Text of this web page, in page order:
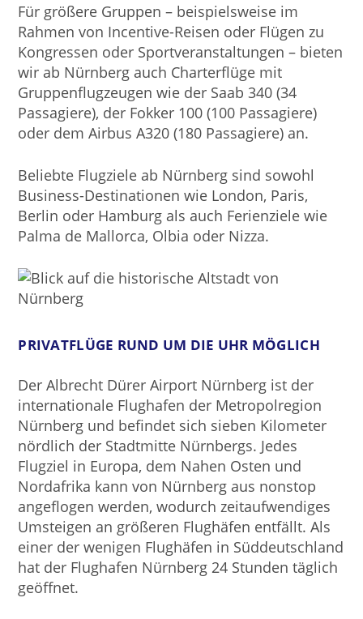
Für größere Gruppen – beispielsweise im
Rahmen von Incentive-Reisen oder Flügen zu
Kongressen oder Sportveranstaltungen – bieten
wir ab Nürnberg auch Charterflüge mit
Gruppenflugzeugen wie der Saab 340 (34
Passagiere), der Fokker 100 (100 Passagiere)
oder dem Airbus A320 (180 Passagiere) an.
Beliebte Flugziele ab Nürnberg sind sowohl
Business-Destinationen wie London, Paris,
Berlin oder Hamburg als auch Ferienziele wie
Palma de Mallorca, Olbia oder Nizza.
PRIVATFLÜGE RUND UM DIE UHR MÖGLICH
Der Albrecht Dürer Airport Nürnberg ist der
internationale Flughafen der Metropolregion
Nürnberg und befindet sich sieben Kilometer
nördlich der Stadtmitte Nürnbergs. Jedes
Flugziel in Europa, dem Nahen Osten und
Nordafrika kann von Nürnberg aus nonstop
angeflogen werden, wodurch zeitaufwendiges
Umsteigen an größeren Flughäfen entfällt. Als
einer der wenigen Flughäfen in Süddeutschland
hat der Flughafen Nürnberg 24 Stunden täglich
geöffnet.